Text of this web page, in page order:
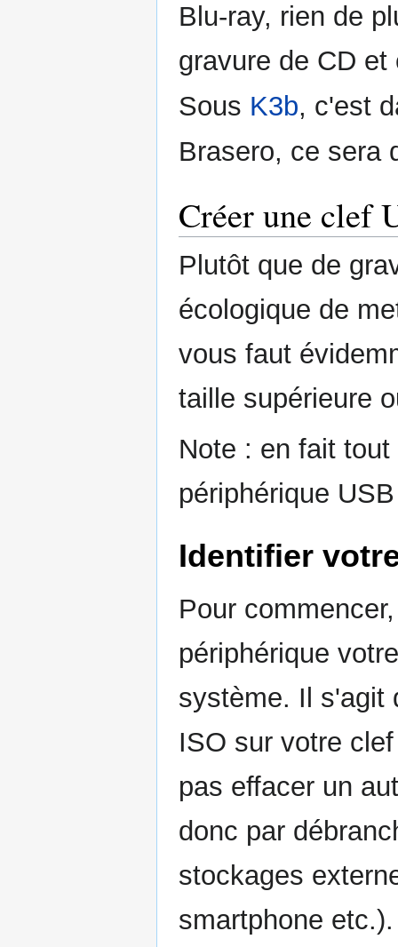
Blu-ray, rien de
gravure de CD
Sous K3b, c'est
Brasero, ce sera
Créer une clef
Plutôt que de
écologique de
vous faut
taille supérieure
Note : en fait
périphérique
Identifier
Pour
périphérique
système. Il s'agit
ISO sur votre
pas effacer un
donc par
stockages
smartphone